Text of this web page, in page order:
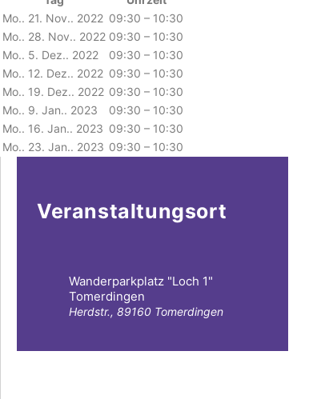
Mo.. 21. Nov.. 2022 09:30 – 10:30
Mo.. 28. Nov.. 2022 09:30 – 10:30
Mo.. 5. Dez.. 2022
09:30 – 10:30
Mo.. 12. Dez.. 2022 09:30 – 10:30
Mo.. 19. Dez.. 2022 09:30 – 10:30
Mo.. 9. Jan.. 2023
09:30 – 10:30
Mo.. 16. Jan.. 2023 09:30 – 10:30
Mo.. 23. Jan.. 2023 09:30 – 10:30
Veranstaltungsort
Wanderparkplatz "Loch 1"
Tomerdingen
Herdstr., 89160 Tomerdingen